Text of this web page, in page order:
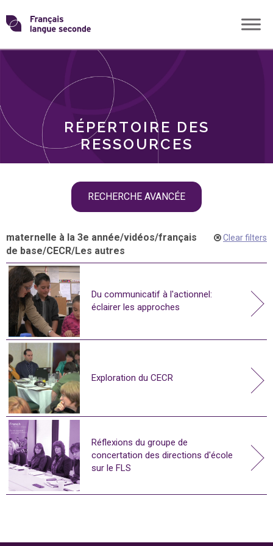
Skip
toTransformons
langue
RÉPERTOIRE DES
RESSOURCES
RECHERCHE AVANCÉE
THÈMES
maternelle à la 3e année/vidéos/français
de base/CECR/Les autres
Clear filters
Du communicatif à l'actionnel:
éclairer les approches
Exploration du CECR
Réflexions du groupe de
concertation des directions d'école
sur le FLS